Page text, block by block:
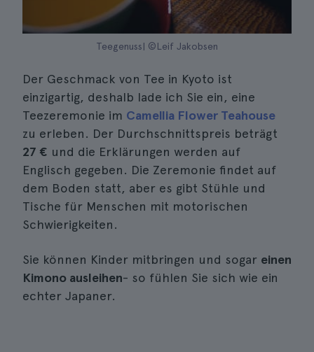
Teegenuss| ©Leif Jakobsen
Der Geschmack von Tee in Kyoto ist
einzigartig, deshalb lade ich Sie ein, eine
Teezeremonie im Camellia Flower Teahouse
zu erleben. Der Durchschnittspreis beträgt
27 € und die Erklärungen werden auf
Englisch gegeben. Die Zeremonie findet auf
dem Boden statt, aber es gibt Stühle und
Tische für Menschen mit motorischen
Schwierigkeiten.
Sie können Kinder mitbringen und sogar einen
Kimono ausleihen- so fühlen Sie sich wie ein
echter Japaner.